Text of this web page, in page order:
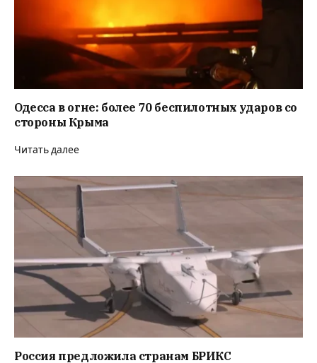
Одесса в огне: более 70 беспилотных ударов со
стороны Крыма
Читать далее
Россия предложила странам БРИКС